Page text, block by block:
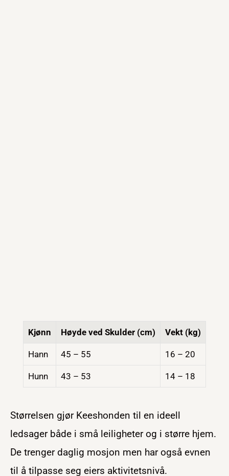
Kjønn Høyde ved Skulder (cm) Vekt (kg)
Hann 45 – 55 16 – 20
Hunn 43 – 53 14 – 18
Størrelsen gjør Keeshonden til en ideell
ledsager både i små leiligheter og i større hjem.
De trenger daglig mosjon men har også evnen
til å tilpasse seg eiers aktivitetsnivå.